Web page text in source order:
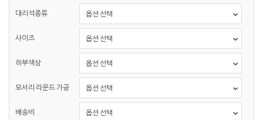
대리석종류
사이즈
하부색상
모서리 라운드 가공
배송비